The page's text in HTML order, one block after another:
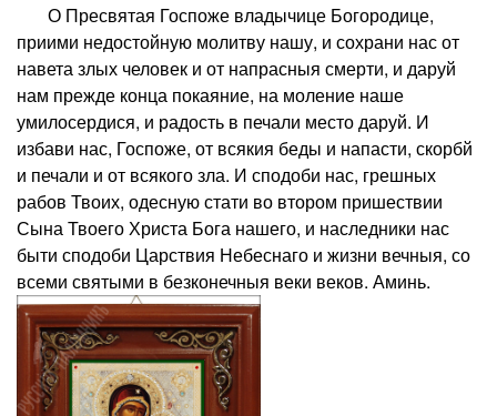
О Пресвятая Госпоже владычице Богородице,
приими недостойную молитву нашу, и сохрани нас от
навета злых человек и от напрасныя смерти, и даруй
нам прежде конца покаяние, на моление наше
умилосердися, и радость в печали место даруй. И
избави нас, Госпоже, от всякия беды и напасти, скорбй
и печали и от всякого зла. И сподоби нас, грешных
рабов Твоих, одесную стати во втором пришествии
Сына Твоего Христа Бога нашего, и наследники нас
быти сподоби Царствия Небеснаго и жизни вечныя, со
всеми святыми в безконечныя веки веков. Аминь.